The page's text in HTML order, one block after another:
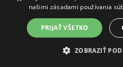
Montáž dvojdielna
našimi zásadami používania
PRIJAŤ VŠETKO
ZOBRAZIŤ